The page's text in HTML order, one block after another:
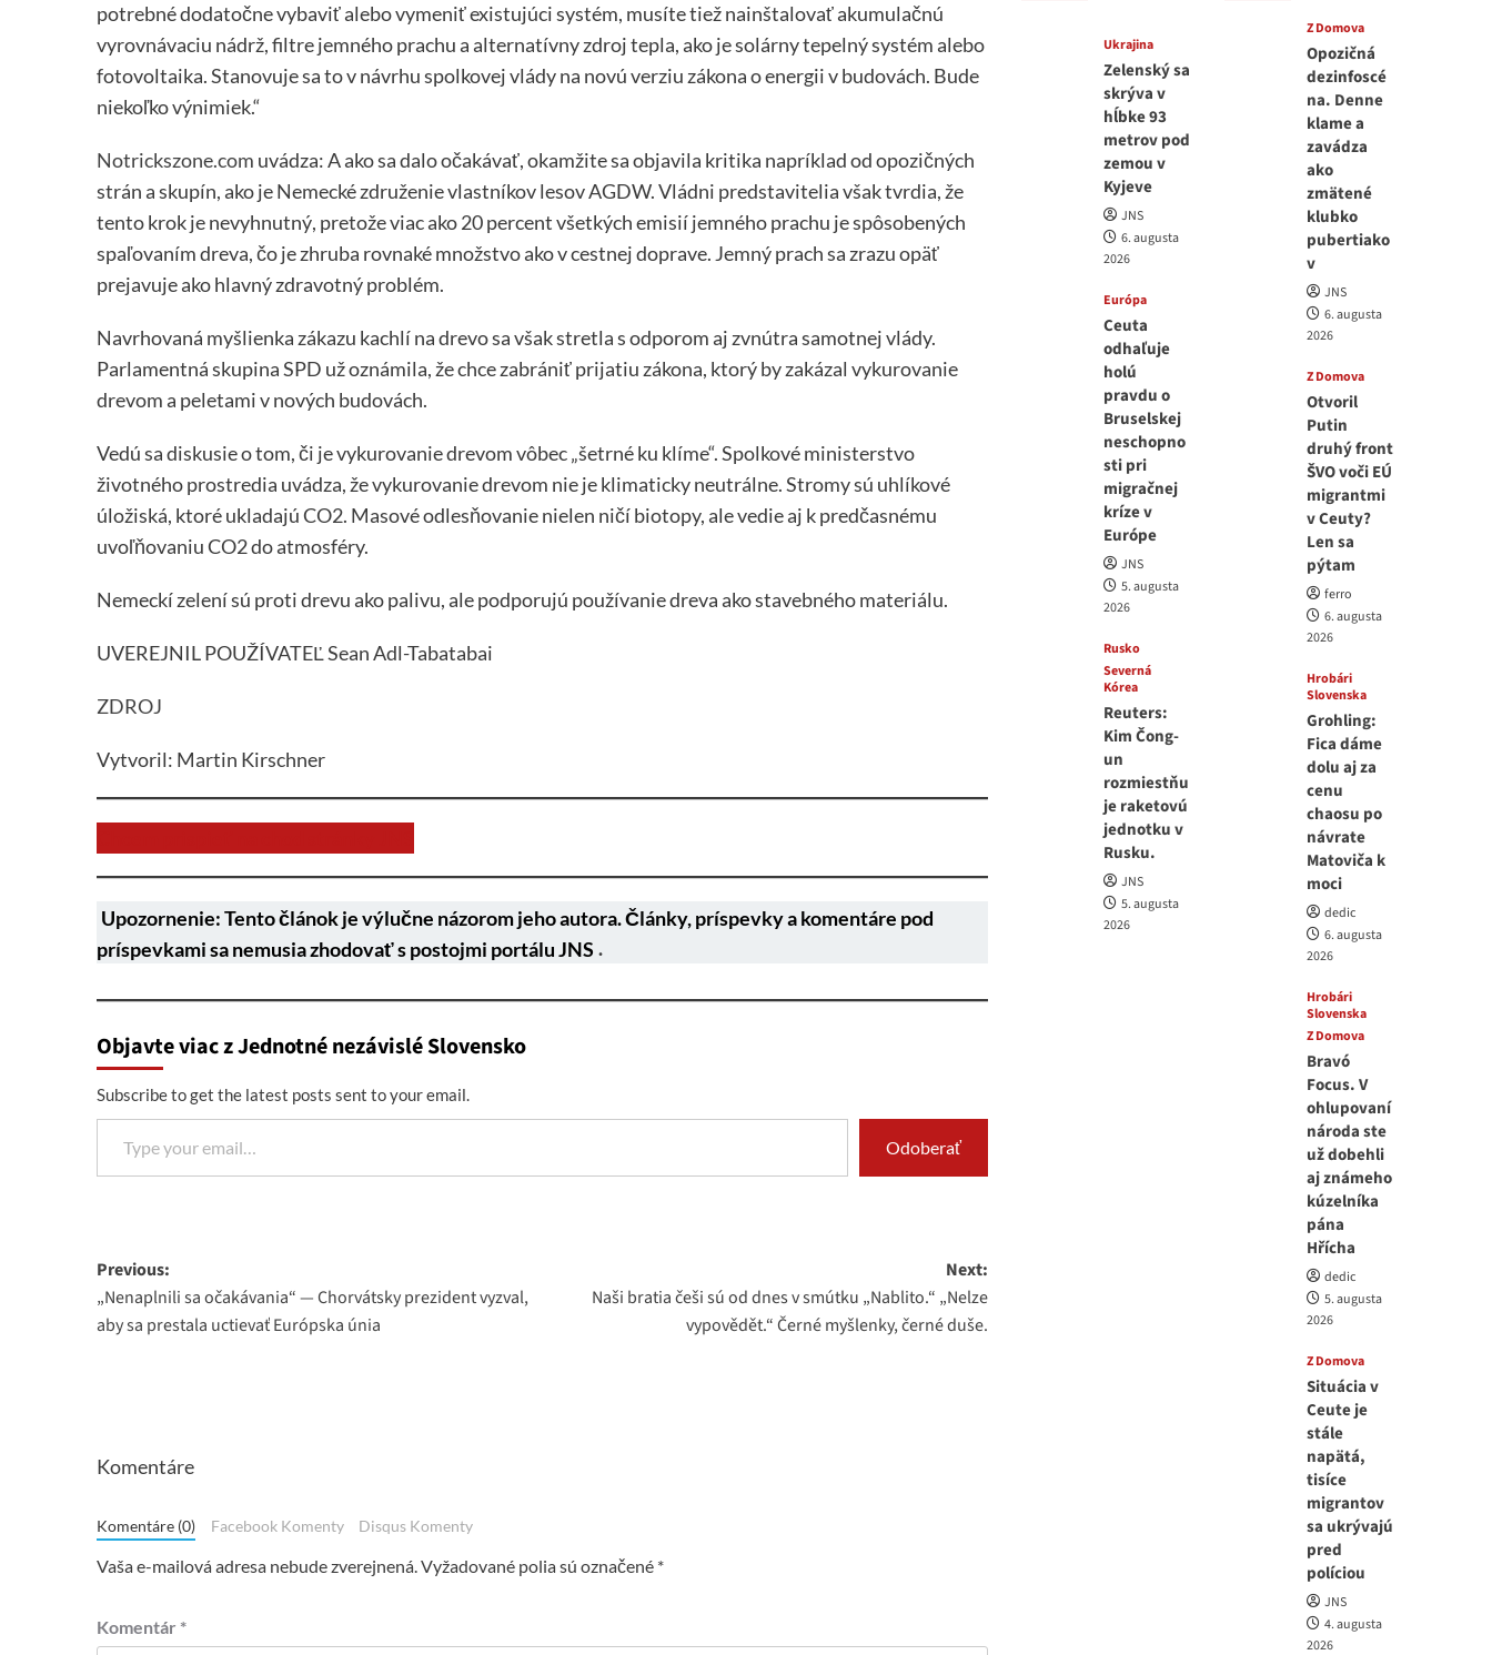
potrebné dodatočne vybaviť alebo vymeniť existujúci systém, musíte tiež nainštalovať akumulačnú
vyrovnávaciu nádrž, filtre jemného prachu a alternatívny zdroj tepla, ako je solárny tepelný systém alebo
fotovoltaika. Stanovuje sa to v návrhu spolkovej vlády na novú verziu zákona o energii v budovách. Bude
niekoľko výnimiek.“
Notrickszone.com uvádza: A ako sa dalo očakávať, okamžite sa objavila kritika napríklad od opozičných
strán a skupín, ako je Nemecké združenie vlastníkov lesov AGDW. Vládni predstavitelia však tvrdia, že
tento krok je nevyhnutný, pretože viac ako 20 percent všetkých emisií jemného prachu je spôsobených
spaľovaním dreva, čo je zhruba rovnaké množstvo ako v cestnej doprave. Jemný prach sa zrazu opäť
prejavuje ako hlavný zdravotný problém.
Navrhovaná myšlienka zákazu kachlí na drevo sa však stretla s odporom aj zvnútra samotnej vlády.
Parlamentná skupina SPD už oznámila, že chce zabrániť prijatiu zákona, ktorý by zakázal vykurovanie
drevom a peletami v nových budovách.
Vedú sa diskusie o tom, či je vykurovanie drevom vôbec „šetrné ku klíme“. Spolkové ministerstvo
životného prostredia uvádza, že vykurovanie drevom nie je klimaticky neutrálne. Stromy sú uhlíkové
úložiská, ktoré ukladajú CO2. Masové odlesňovanie nielen ničí biotopy, ale vedie aj k predčasnému
uvoľňovaniu CO2 do atmosféry.
Nemeckí zelení sú proti drevu ako palivu, ale podporujú používanie dreva ako stavebného materiálu.
UVEREJNIL POUŽÍVATEĽ Sean Adl-Tabatabai
ZDROJ
Vytvoril: Martin Kirschner
Upozornenie: Tento článok je výlučne názorom jeho autora. Články, príspevky a komentáre pod
príspevkami sa nemusia zhodovať s postojmi portálu JNS .
Objavte viac z Jednotné nezávislé Slovensko
Subscribe to get the latest posts sent to your email.
Type your email…
Odoberať
Post
navigation
Previous:
„Nenaplnili sa očakávania“ — Chorvátsky prezident vyzval,
aby sa prestala uctievať Európska únia
Next:
Naši bratia češi sú od dnes v smútku „Nablito.“ „Nelze
vypovědět.“ Černé myšlenky, černé duše.
Komentáre
Komentáre (0) Facebook Komenty Disqus Komenty
Vaša e-mailová adresa nebude zverejnená.Vyžadované polia sú označené *
Komentár *
Ukrajina
Zelenský sa
skrýva v
hĺbke 93
metrov pod
zemou v
Kyjeve
JNS
6. augusta
2026
Európa
Ceuta
odhaľuje
holú
pravdu o
Bruselskej
neschopno
sti pri
migračnej
kríze v
Európe
JNS
5. augusta
2026
Rusko
Severná
Kórea
Reuters:
Kim Čong-
un
rozmiestňu
je raketovú
jednotku v
Rusku.
JNS
5. augusta
2026
Z Domova
Opozičná
dezinfoscé
na. Denne
klame a
zavádza
ako
zmätené
klubko
pubertiako
v
JNS
6. augusta
2026
Z Domova
Otvoril
Putin
druhý front
ŠVO voči EÚ
migrantmi
v Ceuty?
Len sa
pýtam
ferro
6. augusta
2026
Hrobári
Slovenska
Grohling:
Fica dáme
dolu aj za
cenu
chaosu po
návrate
Matoviča k
moci
dedic
6. augusta
2026
Hrobári
Slovenska
Z Domova
Bravó
Focus. V
ohlupovaní
národa ste
už dobehli
aj známeho
kúzelníka
pána
Hřícha
dedic
5. augusta
2026
Z Domova
Situácia v
Ceute je
stále
napätá,
tisíce
migrantov
sa ukrývajú
pred
políciou
JNS
4. augusta
2026